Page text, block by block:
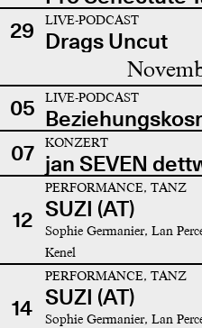
29
LIVE-PODCAST
Drags Uncut
05 LIVE-PODCAST
07
KONZERT
jan SEVEN
12
PERFORMANCE, TANZ
SUZI (AT)
Sophie Germanier, Lan
Kenel
14
PERFORMANCE, TANZ
SUZI (AT)
Sophie Germanier, Lan